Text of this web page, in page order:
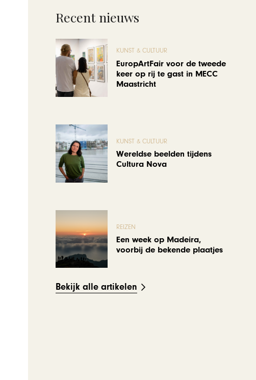
Recent nieuws
KUNST & CULTUUR
EuropArtFair voor de tweede
keer op rij te gast in MECC
Maastricht
KUNST & CULTUUR
Wereldse beelden tijdens
Cultura Nova
REIZEN
Een week op Madeira,
voorbij de bekende plaatjes
Bekijk alle artikelen